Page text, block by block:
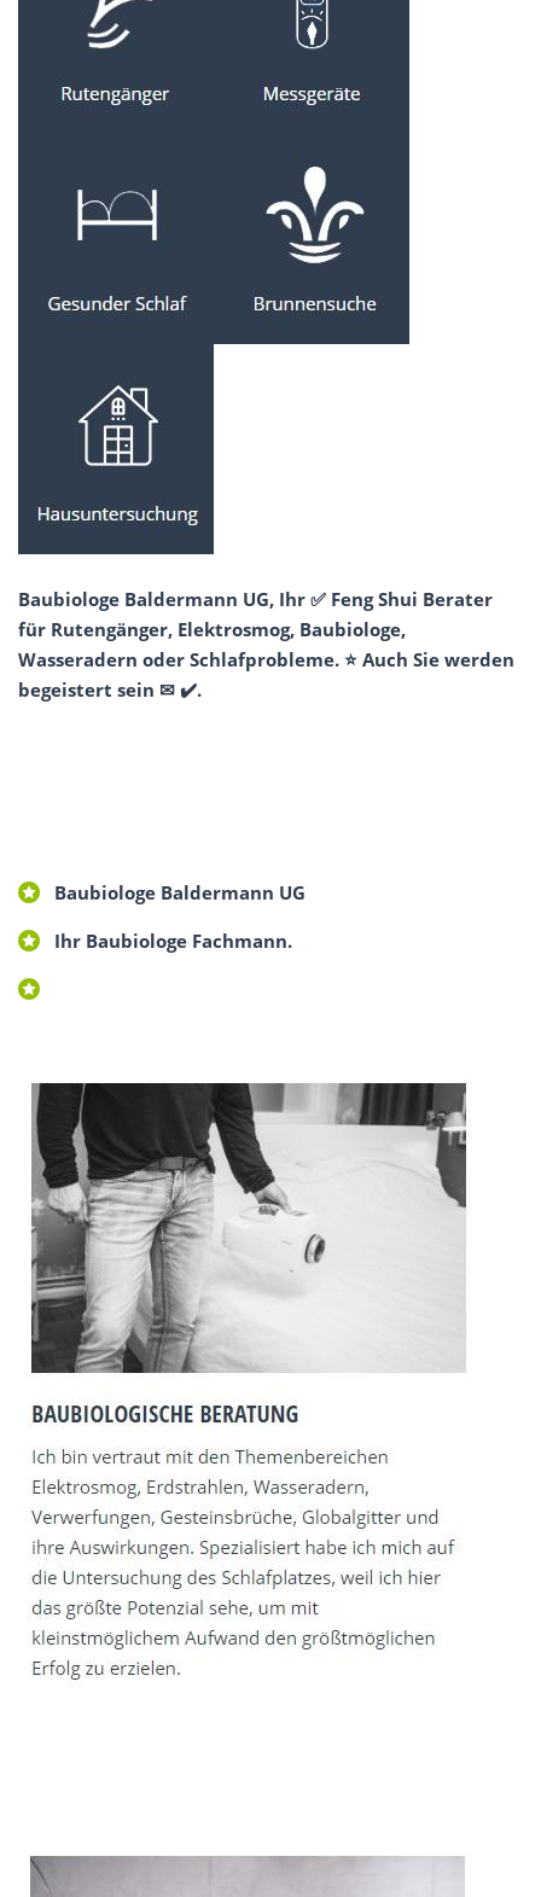
Baubiologe Baldermann UG, Ihr ✅ Feng Shui Berater
für Rutengänger, Elektrosmog, Baubiologe,
Wasseradern oder Schlafprobleme. ⭐ Auch Sie werden
begeistert sein ✉ ✔️.
Baubiologe Baldermann UG
Ihr Baubiologe Fachmann.